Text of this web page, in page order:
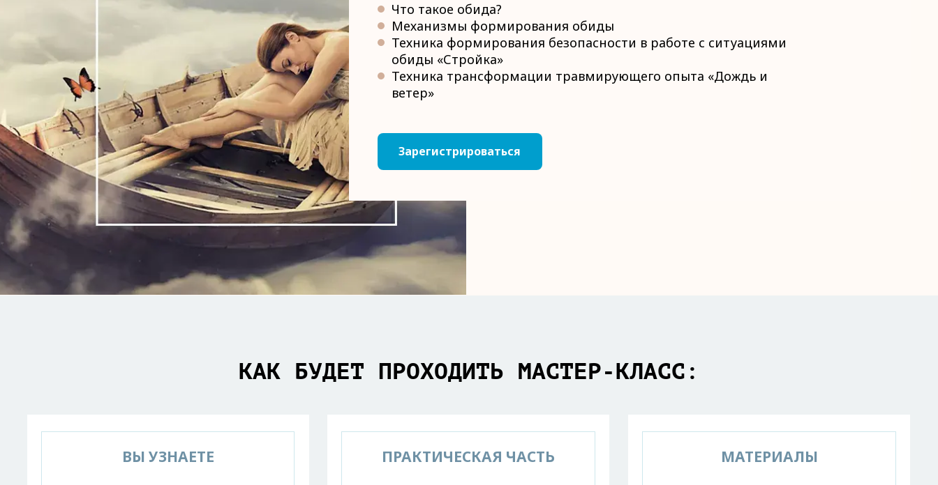
Что такое обида?
Механизмы формирования обиды
Техника формирования безопасности в работе с ситуациями
обиды «Стройка»
Техника трансформации травмирующего опыта «Дождь и
ветер»
Зарегистрироваться
КАК БУДЕТ ПРОХОДИТЬ МАСТЕР-КЛАСС:
ВЫ УЗНАЕТЕ ПРАКТИЧЕСКАЯ ЧАСТЬ МАТЕРИАЛЫ